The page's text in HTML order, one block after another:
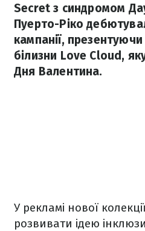
Secret з синдромом
Пуерто-Ріко
кампанії,
білизни Love Cloud,
Дня Валентина.
У рекламі нової
розвивати ідею